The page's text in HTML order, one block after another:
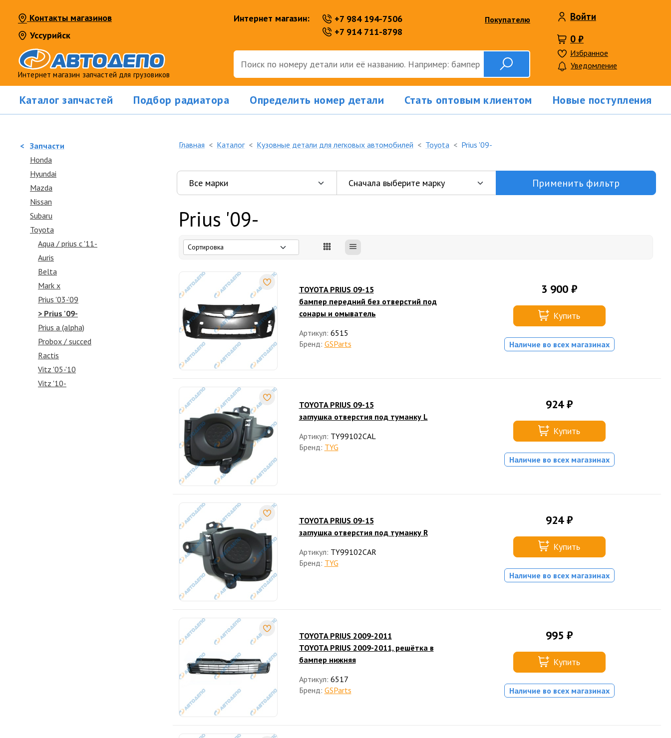
Контакты магазинов
Уссурийск
Интернет магазин запчастей для грузовиков
Интернет магазин:
+7 984 194-7506
+7 914 711-8798
Покупателю
Войти
0 ₽
Избранное
Уведомление
Каталог запчастей Подбор радиатора Определить номер детали Стать оптовым клиентом Новые поступления
< Запчасти
Honda
Hyundai
Mazda
Nissan
Subaru
Toyota
Aqua / prius c '11-
Auris
Belta
Mark x
Prius '03-'09
> Prius '09-
Prius a (alpha)
Probox / succed
Ractis
Vitz '05-'10
Vitz '10-
Главная Каталог Кузовные детали для легковых автомобилей Toyota Prius '09-
Применить фильтр
Prius '09-
TOYOTA PRIUS 09-15
бампер передний без отверстий под
сонары и омыватель
Артикул: 6515
Бренд: GSParts
3 900 ₽
Купить
Наличие во всех магазинах
TOYOTA PRIUS 09-15
заглушка отверстия под туманку L
Артикул: TY99102CAL
Бренд: TYG
924 ₽
Купить
Наличие во всех магазинах
TOYOTA PRIUS 09-15
заглушка отверстия под туманку R
Артикул: TY99102CAR
Бренд: TYG
924 ₽
Купить
Наличие во всех магазинах
TOYOTA PRIUS 2009-2011
TOYOTA PRIUS 2009-2011, решётка в
бампер нижняя
Артикул: 6517
Бренд: GSParts
995 ₽
Купить
Наличие во всех магазинах